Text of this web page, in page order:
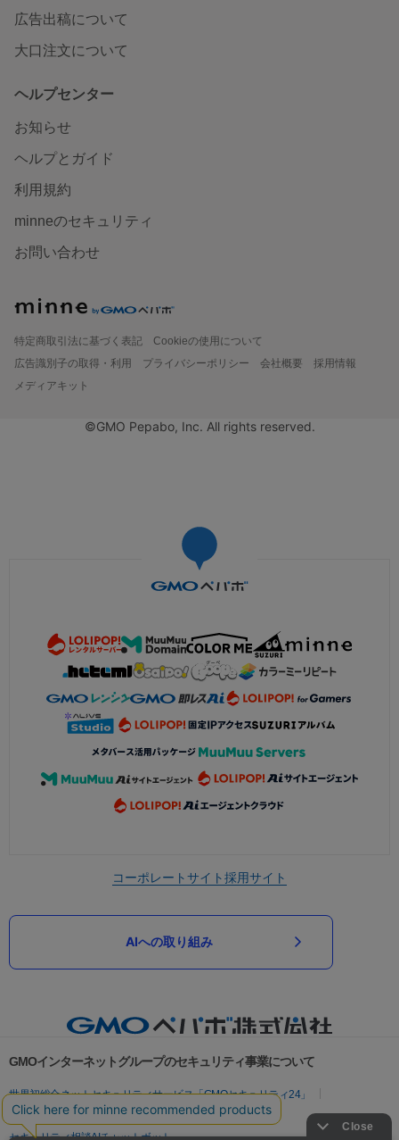
広告出稿について
大口注文について
ヘルプセンター
お知らせ
ヘルプとガイド
利用規約
minneのセキュリティ
お問い合わせ
特定商取引法に基づく表記
Cookieの使用について
広告識別子の取得・利用
プライバシーポリシー 会社概要
採用情報
メディアキット
©GMO Pepabo, Inc. All rights reserved.
コーポレートサイト採用サイト
AIへの取り組み
GMOインターネットグループのセキュリティ事業について
世界初総合ネットセキュリティサービス「GMOセキュリティ24」
パスワード漏洩診断
Webサイトリスク診断
セキュリティ相談AIチャットボット